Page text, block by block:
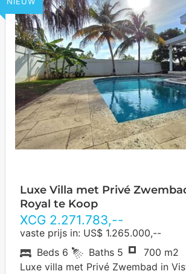
Luxe Villa met Privé
Royal te Koop
XCG 2.271.783,--
vaste prijs in: US$ 1.265.000,--
Beds 6 Baths 5
700 m2
Luxe villa met Privé Zwembad in